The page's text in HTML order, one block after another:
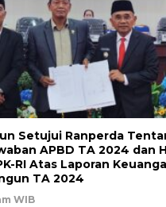
Setujui Ranperda
APBD TA 2024 dan
RI Atas Laporan
TA 2024
WIB